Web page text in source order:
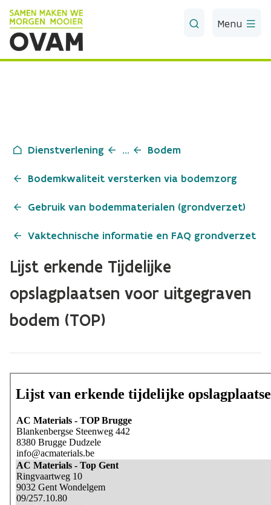
Skip to Main Content
Menu
Dienstverlening ... Bodem
Bodemkwaliteit versterken via bodemzorg
Gebruik van bodemmaterialen (grondverzet)
Vaktechnische informatie en FAQ grondverzet
Lijst erkende Tijdelijke
opslagplaatsen voor uitgegraven
bodem (TOP)